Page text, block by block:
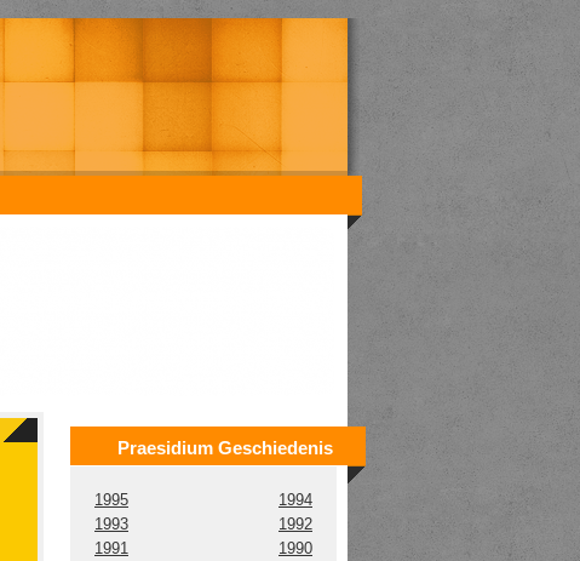
Praesidium Geschiedenis
1995
1994
1993
1992
1991
1990